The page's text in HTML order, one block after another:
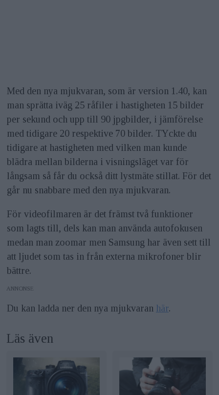
Med den nya mjukvaran, som är version 1.40, kan
man sprätta iväg 25 råfiler i hastigheten 15 bilder
per sekund och upp till 90 jpgbilder, i jämförelse
med tidigare 20 respektive 70 bilder. TYckte du
tidigare at hastigheten med vilken man kunde
blädra mellan bilderna i visningsläget var för
långsam så får du också ditt lystmäte stillat. För det
går nu snabbare med den nya mjukvaran.
För videofilmaren är det främst två funktioner
som lagts till, dels kan man använda autofokusen
medan man zoomar men Samsung har även sett till
att ljudet som tas in från externa mikrofoner blir
bättre.
ANNONS
Du kan ladda ner den nya mjukvaran här.
Läs även